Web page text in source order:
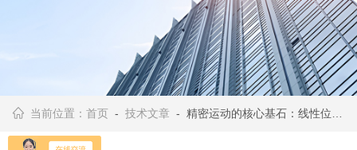
当前位置：首页 -技术文章 - 精密运动的核心基石：线性位移台原理以及选购指南